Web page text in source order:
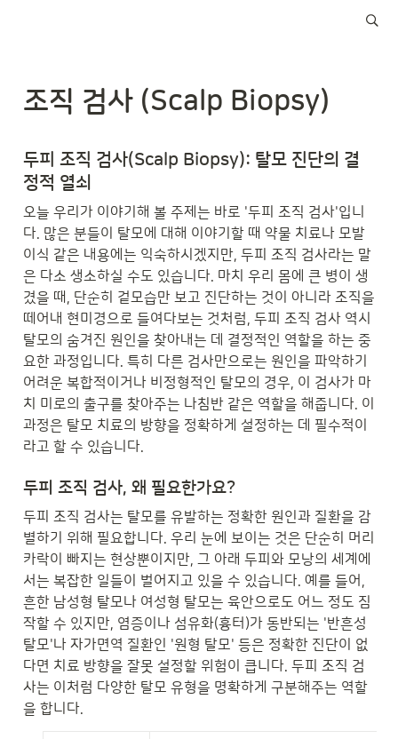
조직 검사 (Scalp Biopsy)
두피 조직 검사(Scalp Biopsy): 탈모 진단의 결
정적 열쇠
오늘 우리가 이야기해 볼 주제는 바로 '두피 조직 검사'입니
다. 많은 분들이 탈모에 대해 이야기할 때 약물 치료나 모발
이식 같은 내용에는 익숙하시겠지만, 두피 조직 검사라는 말
은 다소 생소하실 수도 있습니다. 마치 우리 몸에 큰 병이 생
겼을 때, 단순히 겉모습만 보고 진단하는 것이 아니라 조직을
떼어내 현미경으로 들여다보는 것처럼, 두피 조직 검사 역시
탈모의 숨겨진 원인을 찾아내는 데 결정적인 역할을 하는 중
요한 과정입니다. 특히 다른 검사만으로는 원인을 파악하기
어려운 복합적이거나 비정형적인 탈모의 경우, 이 검사가 마
치 미로의 출구를 찾아주는 나침반 같은 역할을 해줍니다. 이
과정은 탈모 치료의 방향을 정확하게 설정하는 데 필수적이
라고 할 수 있습니다.
두피 조직 검사, 왜 필요한가요?
두피 조직 검사는 탈모를 유발하는 정확한 원인과 질환을 감
별하기 위해 필요합니다. 우리 눈에 보이는 것은 단순히 머리
카락이 빠지는 현상뿐이지만, 그 아래 두피와 모낭의 세계에
서는 복잡한 일들이 벌어지고 있을 수 있습니다. 예를 들어,
흔한 남성형 탈모나 여성형 탈모는 육안으로도 어느 정도 짐
작할 수 있지만, 염증이나 섬유화(흉터)가 동반되는 '반흔성
탈모'나 자가면역 질환인 '원형 탈모' 등은 정확한 진단이 없
다면 치료 방향을 잘못 설정할 위험이 큽니다. 두피 조직 검
사는 이처럼 다양한 탈모 유형을 명확하게 구분해주는 역할
을 합니다.